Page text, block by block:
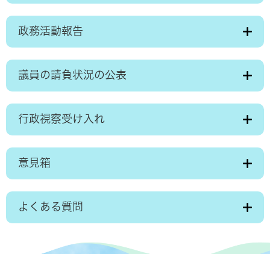
政務活動報告
議員の請負状況の公表
行政視察受け入れ
意見箱
よくある質問